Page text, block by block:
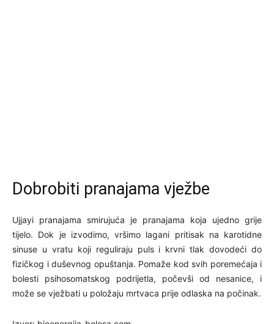
Dobrobiti pranajama vježbe
Ujjayi pranajama smirujuća je pranajama koja ujedno grije
tijelo. Dok je izvodimo, vršimo lagani pritisak na karotidne
sinuse u vratu koji reguliraju puls i krvni tlak dovodeći do
fizičkog i duševnog opuštanja. Pomaže kod svih poremećaja i
bolesti psihosomatskog podrijetla, počevši od nesanice, i
može se vježbati u položaju mrtvaca prije odlaska na počinak.